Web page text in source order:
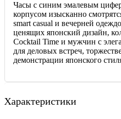
Часы с синим эмалевым
корпусом изысканно
smart casual и вечерней
ценящих японский дизайн,
Cocktail Time и мужчин с
для деловых встреч,
демонстрации японского
Характеристики